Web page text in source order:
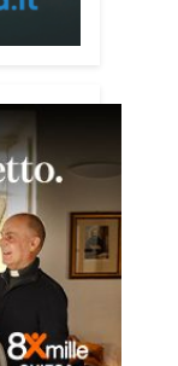
dei
«Il
di
unire